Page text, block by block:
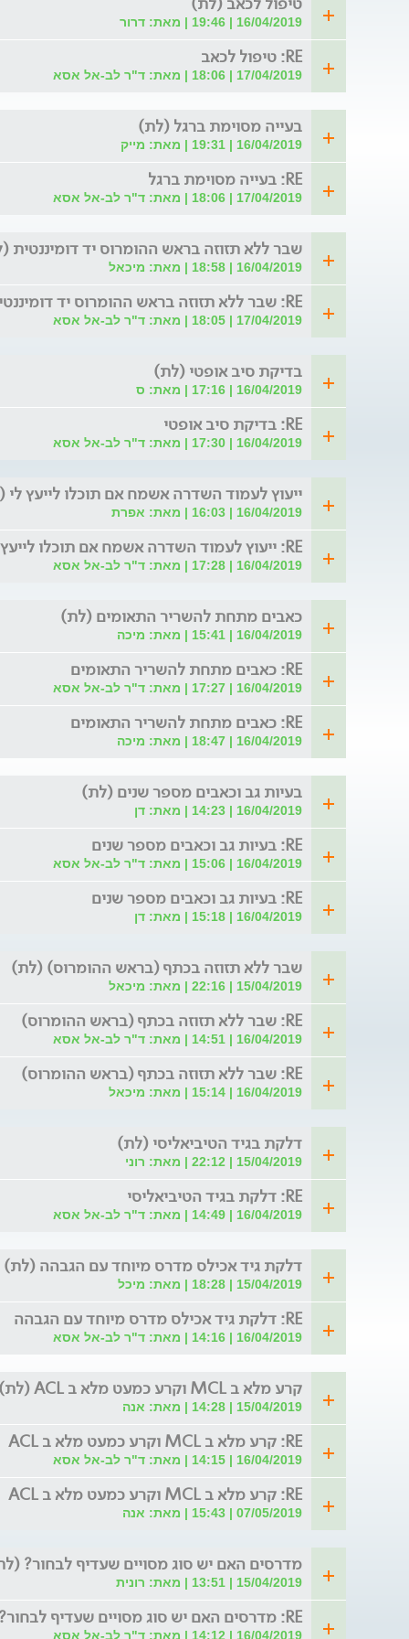
16/04/2019 | 19:46 | מאת: דרור
RE: טיפול לכאב
17/04/2019 | 18:06 | מאת: ד"ר לב-אל אסא
בעייה מסוימת ברגל (לת)
16/04/2019 | 19:31 | מאת: מייק
RE: בעייה מסוימת ברגל
17/04/2019 | 18:06 | מאת: ד"ר לב-אל אסא
שבר ללא תזוזה בראש ההומרוס יד דומיננטית
16/04/2019 | 18:58 | מאת: מיכאל
RE: שבר ללא תזוזה בראש ההומרוס יד דומיננטית
17/04/2019 | 18:05 | מאת: ד"ר לב-אל אסא
בדיקת סיב אופטי (לת)
16/04/2019 | 17:16 | מאת: ס
RE: בדיקת סיב אופטי
16/04/2019 | 17:30 | מאת: ד"ר לב-אל אסא
ייעוץ לעמוד השדרה אשמח אם תוכלו לייעץ
16/04/2019 | 16:03 | מאת: אפרת
RE: ייעוץ לעמוד השדרה אשמח אם תוכלו לייעץ לי
16/04/2019 | 17:28 | מאת: ד"ר לב-אל אסא
כאבים מתחת להשריר התאומים (לת)
16/04/2019 | 15:41 | מאת: מיכה
RE: כאבים מתחת להשריר התאומים
16/04/2019 | 17:27 | מאת: ד"ר לב-אל אסא
RE: כאבים מתחת להשריר התאומים
16/04/2019 | 18:47 | מאת: מיכה
בעיות גב וכאבים מספר שנים (לת)
16/04/2019 | 14:23 | מאת: דן
RE: בעיות גב וכאבים מספר שנים
16/04/2019 | 15:06 | מאת: ד"ר לב-אל אסא
RE: בעיות גב וכאבים מספר שנים
16/04/2019 | 15:18 | מאת: דן
שבר ללא תזוזה בכתף (בראש ההומרוס) (לת)
15/04/2019 | 22:16 | מאת: מיכאל
RE: שבר ללא תזוזה בכתף (בראש ההומרוס)
16/04/2019 | 14:51 | מאת: ד"ר לב-אל אסא
RE: שבר ללא תזוזה בכתף (בראש ההומרוס)
16/04/2019 | 15:14 | מאת: מיכאל
דלקת בגיד הטיביאליסי (לת)
15/04/2019 | 22:12 | מאת: רוני
RE: דלקת בגיד הטיביאליסי
16/04/2019 | 14:49 | מאת: ד"ר לב-אל אסא
דלקת גיד אכילס מדרס מיוחד עם הגבהה (לת)
15/04/2019 | 18:28 | מאת: מיכל
RE: דלקת גיד אכילס מדרס מיוחד עם הגבהה
16/04/2019 | 14:16 | מאת: ד"ר לב-אל אסא
קרע מלא ב MCL וקרע כמעט מלא ב ACL (לת)
15/04/2019 | 14:28 | מאת: אנה
RE: קרע מלא ב MCL וקרע כמעט מלא ב ACL
16/04/2019 | 14:15 | מאת: ד"ר לב-אל אסא
RE: קרע מלא ב MCL וקרע כמעט מלא ב ACL
07/05/2019 | 15:43 | מאת: אנה
מדרסים האם יש סוג מסויים שעדיף לבחור?
15/04/2019 | 13:51 | מאת: רונית
RE: מדרסים האם יש סוג מסויים שעדיף לבחור?
16/04/2019 | 14:12 | מאת: ד"ר לב-אל אסא